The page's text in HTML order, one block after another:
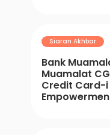
Siaran Akhbar
Bank
Muamalat
Credit Card-i